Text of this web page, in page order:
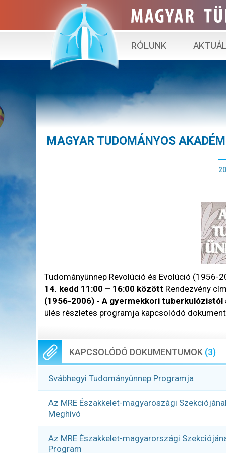
RÓLUNK
MAGYAR TUDOMÁNYOS
Tudományünnep Revolúció és Evolúció
14. kedd 11:00 – 16:00 között Rendezvény
(1956-2006) - A gyermekkori
ülés részletes programja kapcsolódó
KAPCSOLÓDÓ DOKUMENTUMOK (3)
Svábhegyi Tudományünnep Programja
Az MRE Északkelet-magyaroszági
Meghívó
Az MRE Északkelet-magyarországi
Program